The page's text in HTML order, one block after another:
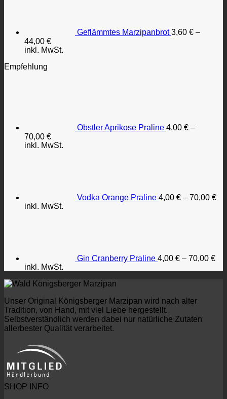
Geflämmtes Marzipanbrot 3,60 € –
44,00 €
inkl. MwSt.
Empfehlung
Obstler Aprikose Praline 4,00 € –
70,00 €
inkl. MwSt.
Vodka Orange Praline 4,00 € – 70,00 €
inkl. MwSt.
Gin Cranberry Praline 4,00 € – 70,00 €
inkl. MwSt.
Unser Original Königsberger Marzipan wird nach alter
Tradition, von Hand, mit viel Liebe hergestellt.
Selbstverständlich werden dabei nur natürliche Zutaten
allerbester Qualität verarbeitet.
SHOP INFO